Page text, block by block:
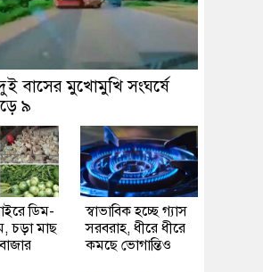
বাসের মুখোমুখি সংঘর্ষে
৯
ডিম-
চড়া মাছ
স্বাভাবিক হচ্ছে গ্যাস
সরবরাহ, ধীরে ধীরে
কমছে ভোগান্তিও